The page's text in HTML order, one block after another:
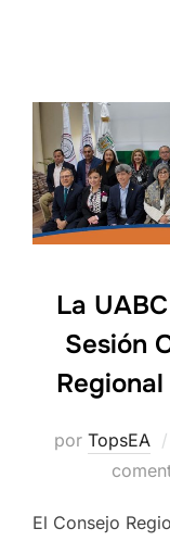
La
Sesión
por TopsEA
El Consejo